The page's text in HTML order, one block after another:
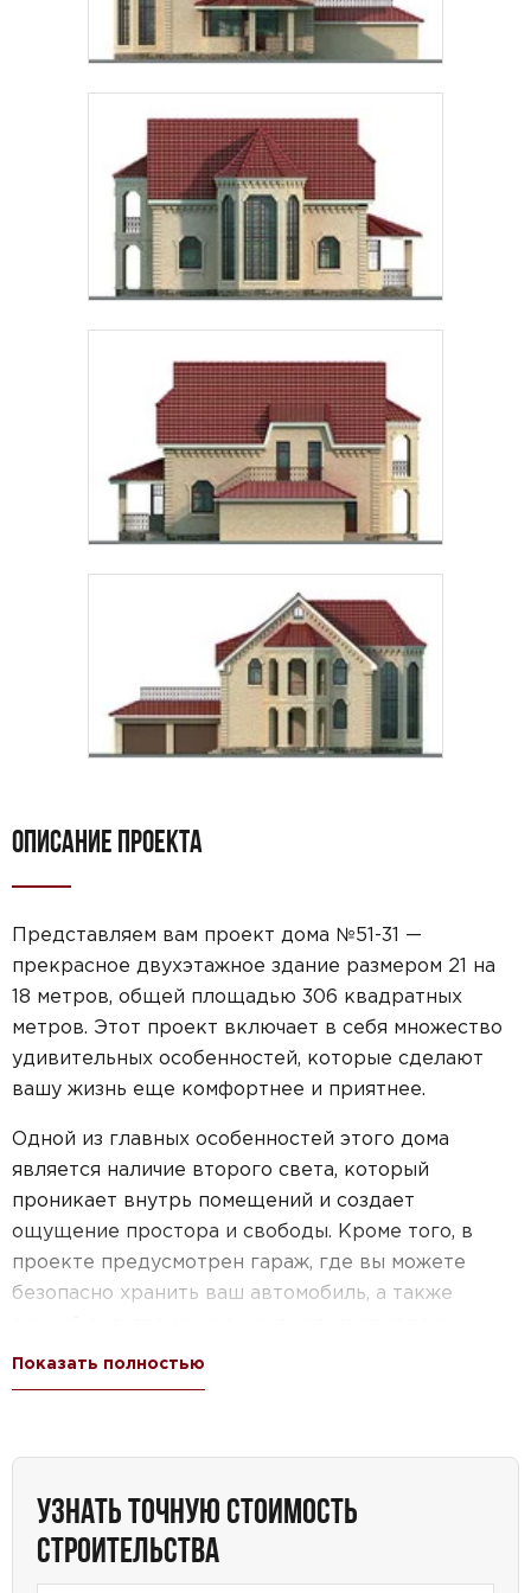
ОПИСАНИЕ ПРОЕКТА
Представляем вам проект дома №51-31 —
прекрасное двухэтажное здание размером 21 на
18 метров, общей площадью 306 квадратных
метров. Этот проект включает в себя множество
удивительных особенностей, которые сделают
вашу жизнь еще комфортнее и приятнее.
Одной из главных особенностей этого дома
является наличие второго света, который
проникает внутрь помещений и создает
ощущение простора и свободы. Кроме того, в
проекте предусмотрен гараж, где вы можете
безопасно хранить ваш автомобиль, а также
цветами круглый год.
отопление вашего дома в холодное время года. А
лоджия станет отличным местом для отдыха и
проведения времени с семьей и друзьями.
Показать полностью
УЗНАТЬ ТОЧНУЮ СТОИМОСТЬ
СТРОИТЕЛЬСТВА
Предпочтительный способ связи:
Telegram MAX
согласие на обработку персональных данных
подтверждаю, что ознакомлен(а) сполитикой
обработки персональных данных
Рассчитать стоимость